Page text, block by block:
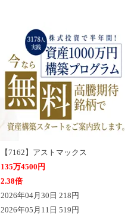
【7162】アストマックス
135万4500円
2.38倍
2026年04月30日 218円
2026年05月11日 519円